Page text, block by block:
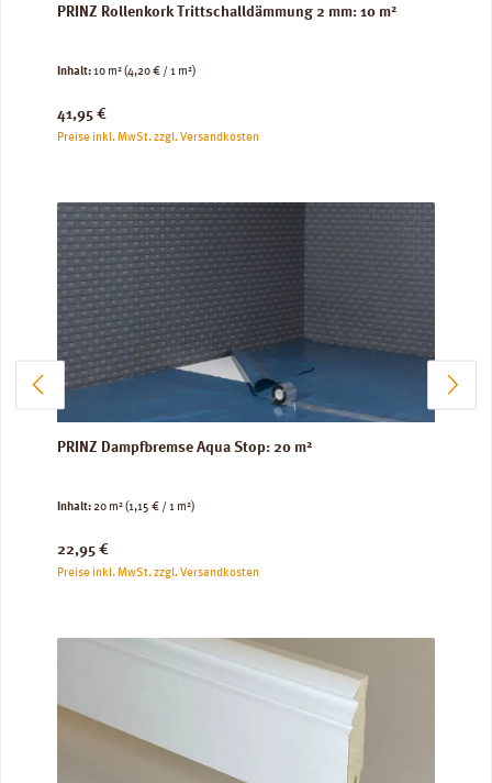
PRINZ Rollenkork Trittschalldämmung 2 mm: 10 m²
Inhalt:10 m²(4,20 € / 1 m²)
Regulärer Preis:
41,95 €
Preise inkl. MwSt. zzgl. Versandkosten
PRINZ Dampfbremse Aqua Stop: 20 m²
Inhalt:20 m²(1,15 € / 1 m²)
Regulärer Preis:
22,95 €
Preise inkl. MwSt. zzgl. Versandkosten